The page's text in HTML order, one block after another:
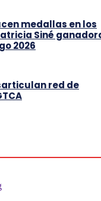
medallas en los
Siné
2026
red de